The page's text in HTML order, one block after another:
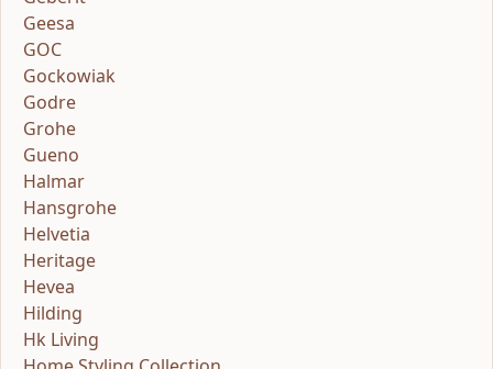
Geesa
GOC
Gockowiak
Godre
Grohe
Gueno
Halmar
Hansgrohe
Helvetia
Heritage
Hevea
Hilding
Hk Living